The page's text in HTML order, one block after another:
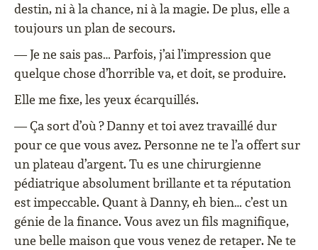
destin, ni à la chance, ni à la magie. De plus, elle a
toujours un plan de secours.
— Je ne sais pas… Parfois, j’ai l’impression que
quelque chose d’horrible va, et doit, se produire.
Elle me fixe, les yeux écarquillés.
— Ça sort d’où ? Danny et toi avez travaillé dur
pour ce que vous avez. Personne ne te l’a offert sur
un plateau d’argent. Tu es une chirurgienne
pédiatrique absolument brillante et ta réputation
est impeccable. Quant à Danny, eh bien… c’est un
génie de la finance. Vous avez un fils magnifique,
une belle maison que vous venez de retaper. Ne te